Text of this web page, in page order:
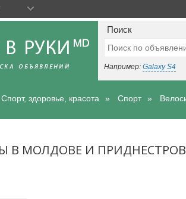
Поиск
Например: Galaxy S4
Спорт, здоровье, красота Спорт
В МОЛДОВЕ И